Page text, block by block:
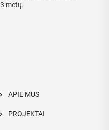
metų.
APIE MUS
PROJEKTAI